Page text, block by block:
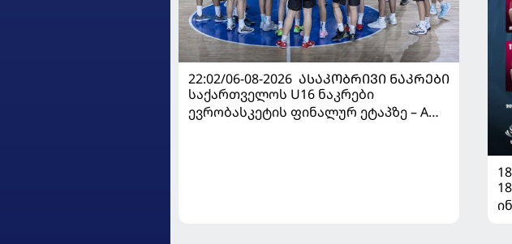
22:02/06-08-2026 ᲐᲡᲐᲙᲝᲑᲠᲘᲕᲘ ᲜᲐᲙᲠᲔᲑᲘ
საქართველოს U16 ნაკრები
ევრობასკეტის ფინალურ ეტაპზე – A